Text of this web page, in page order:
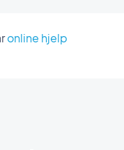
online hjelp